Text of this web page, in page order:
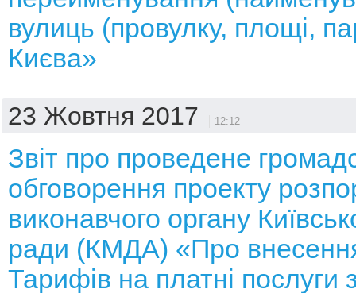
вулиць (провулку, площі,
Києва»
23 Жовтня 2017 12:12
Звіт про проведене
обговорення проекту
виконавчого органу
ради (КМДА) «Про
Тарифів на платні послуги